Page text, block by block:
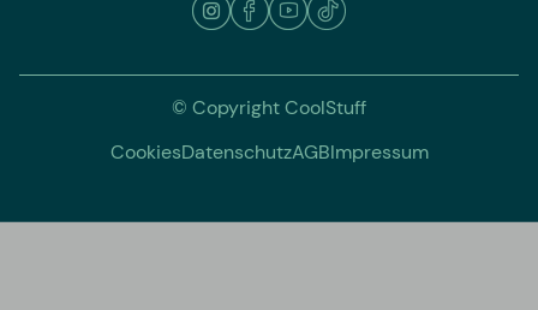
© Copyright CoolStuff
CookiesDatenschutzAGBImpressum